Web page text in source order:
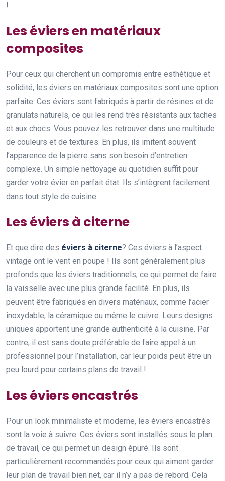
!
Les éviers en matériaux
composites
Pour ceux qui cherchent un compromis entre esthétique et
solidité, les éviers en matériaux composites sont une option
parfaite. Ces éviers sont fabriqués à partir de résines et de
granulats naturels, ce qui les rend très résistants aux taches
et aux chocs. Vous pouvez les retrouver dans une multitude
de couleurs et de textures. En plus, ils imitent souvent
l’apparence de la pierre sans son besoin d’entretien
complexe. Un simple nettoyage au quotidien suffit pour
garder votre évier en parfait état. Ils s’intègrent facilement
dans tout style de cuisine.
Les éviers à citerne
Et que dire des éviers à citerne? Ces éviers à l’aspect
vintage ont le vent en poupe ! Ils sont généralement plus
profonds que les éviers traditionnels, ce qui permet de faire
la vaisselle avec une plus grande facilité. En plus, ils
peuvent être fabriqués en divers matériaux, comme l’acier
inoxydable, la céramique ou même le cuivre. Leurs designs
uniques apportent une grande authenticité à la cuisine. Par
contre, il est sans doute préférable de faire appel à un
professionnel pour l’installation, car leur poids peut être un
peu lourd pour certains plans de travail !
Les éviers encastrés
Pour un look minimaliste et moderne, les éviers encastrés
sont la voie à suivre. Ces éviers sont installés sous le plan
de travail, ce qui permet un design épuré. Ils sont
particulièrement recommandés pour ceux qui aiment garder
leur plan de travail bien net, car il n’y a pas de rebord. Cela